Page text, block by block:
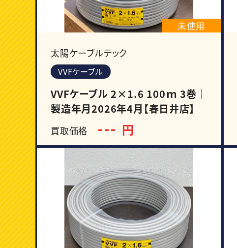
未使用
太陽ケーブルテック
VVFケーブル
VVFケーブル 2×1.6 100ｍ 3巻｜
製造年月2026年4月【春日井店】
買取価格 --- 円